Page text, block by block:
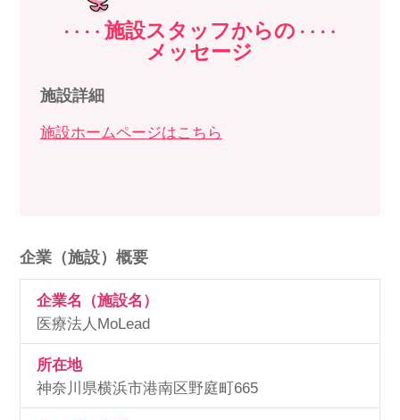
施設スタッフからの
メッセージ
施設詳細
施設ホームページはこちら
企業（施設）概要
企業名（施設名）
医療法人MoLead
所在地
神奈川県横浜市港南区野庭町665